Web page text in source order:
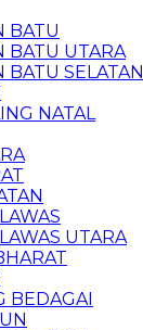
BATU
BATU UTARA
BATU SELATAN
NATAL
UTARA
BEDAGAI